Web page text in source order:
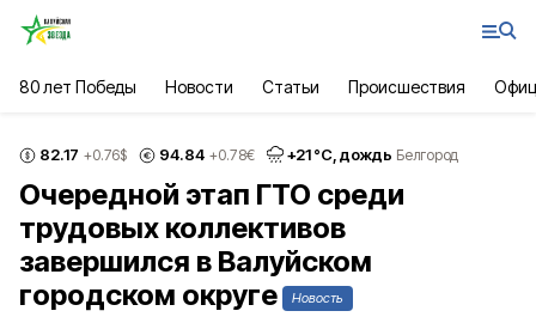
80 лет Победы Новости Статьи Происшествия
82.17 +0.76$ 94.84 +0.78€ +21°С, дождь Белгород
Очередной этап ГТО среди
трудовых коллективов
завершился в Валуйском
городском округе
Новость